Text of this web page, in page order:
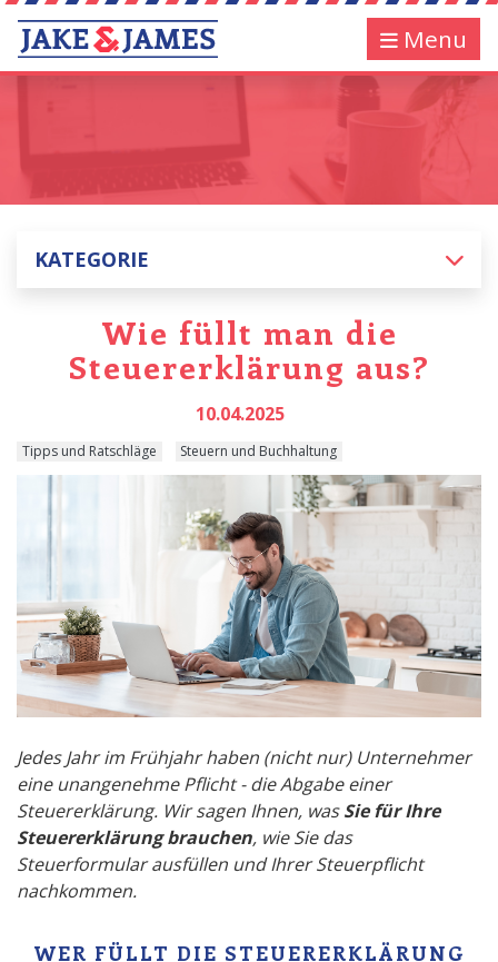
Menu
KATEGORIE
Wie füllt man die
Steuererklärung aus?
10.04.2025
Tipps und Ratschläge Steuern und Buchhaltung
Jedes Jahr im Frühjahr haben (nicht nur) Unternehmer
eine unangenehme Pflicht - die Abgabe einer
Steuererklärung. Wir sagen Ihnen, wasSie für Ihre
Steuererklärung brauchen, wie Sie das
Steuerformular ausfüllen und Ihrer Steuerpflicht
nachkommen.
WER FÜLLT DIE STEUERERKLÄRUNG